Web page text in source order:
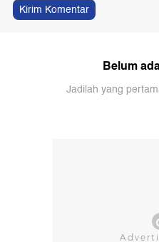
Kirim Komentar
Belum
Jadilah yang